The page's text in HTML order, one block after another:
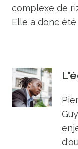
complexe de
Elle a donc